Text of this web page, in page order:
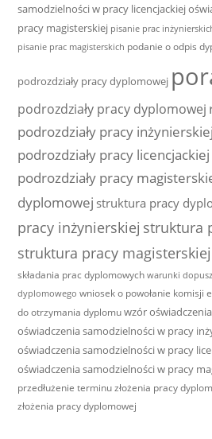
samodzielności w pracy licencjackiej
pracy magisterskiej pisanie prac
pisanie prac magisterskich podanie o odpis
podrozdziały pracy dyplomowej
podrozdziały pracy dyplomowej
podrozdziały pracy inżynierskiej
podrozdziały pracy licencjackiej
podrozdziały pracy
dyplomowej struktura pracy
pracy inżynierskiej struktura
struktura pracy magisterskiej
składania prac dyplomowych warunki
dyplomowego wniosek o powołanie komisji
do otrzymania dyplomu wzór
oświadczenia samodzielności w pracy
oświadczenia samodzielności w pracy
oświadczenia samodzielności w pracy
przedłużenie terminu złożenia pracy
złożenia pracy dyplomowej